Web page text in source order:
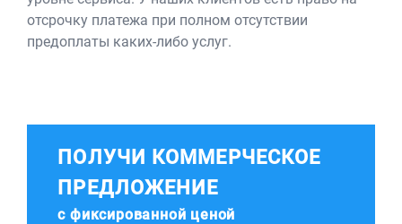
отсрочку платежа при полном отсутствии
предоплаты каких-либо услуг.
ПОЛУЧИ КОММЕРЧЕСКОЕ
ПРЕДЛОЖЕНИЕ
с фиксированной ценой